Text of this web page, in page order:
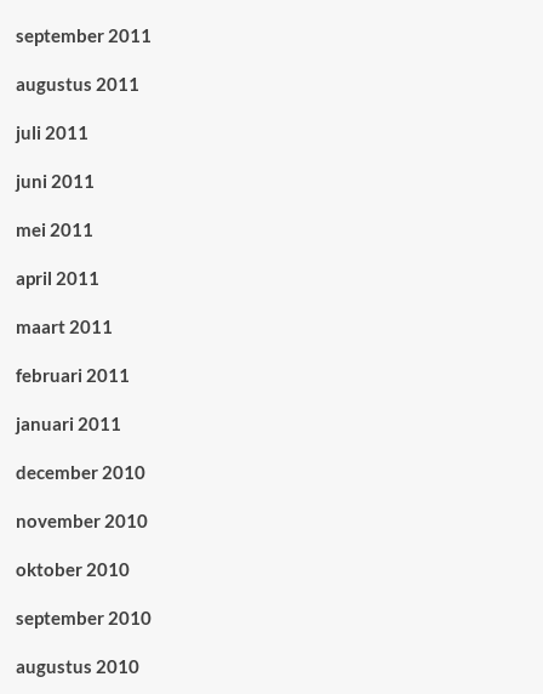
september 2011
augustus 2011
juli 2011
juni 2011
mei 2011
april 2011
maart 2011
februari 2011
januari 2011
december 2010
november 2010
oktober 2010
september 2010
augustus 2010